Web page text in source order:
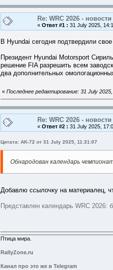
Re: WRC 2026 -
« Ответ #1 : 31 July 2025,
В Hyundai сегодня подтвердили
Президент Hyundai Motorsport
решение FIA разрешить всем
два дополнительных
« Последнее редактирование: 31 July
Re: WRC 2026 -
« Ответ #2 : 31 July 2025,
Цитата: AK-72 от 31 July 2025, 11:31:07
Обнародован календарь
Добавлю ссылочку на материалец,
Представлен календарь WRC
Птица мира.
RallyZone.ru
Канал про это же в Telegram